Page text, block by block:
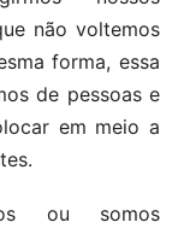
não voltemos
forma, essa
de pessoas e
em meio a
ou somos